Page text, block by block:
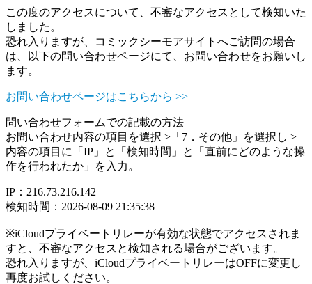
この度のアクセスについて、不審なアクセスとして検知いた
しました。
恐れ入りますが、コミックシーモアサイトへご訪問の場合
は、以下の問い合わせページにて、お問い合わせをお願いし
ます。
お問い合わせページはこちらから >>
問い合わせフォームでの記載の方法
お問い合わせ内容の項目を選択 >「7．その他」を選択し >
内容の項目に「IP」と「検知時間」と「直前にどのような操
作を行われたか」を入力。
IP：216.73.216.142
検知時間：2026-08-09 21:35:38
※iCloudプライベートリレーが有効な状態でアクセスされま
すと、不審なアクセスと検知される場合がございます。
恐れ入りますが、iCloudプライベートリレーはOFFに変更し
再度お試しください。